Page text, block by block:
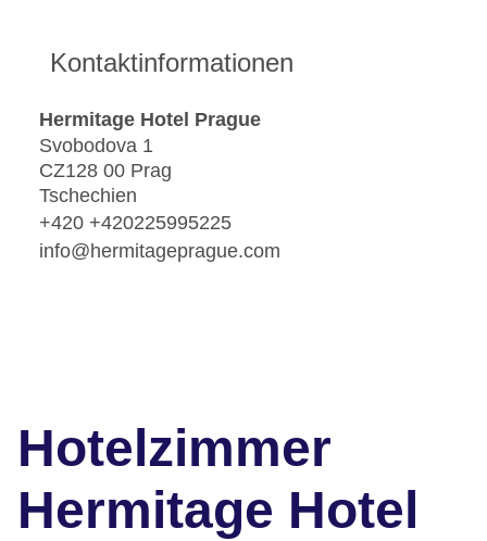
Kontaktinformationen
Hermitage Hotel Prague
Svobodova 1
CZ128 00 Prag
Tschechien
+420 +420225995225
info@hermitageprague.com
Hotelzimmer
Hermitage Hotel